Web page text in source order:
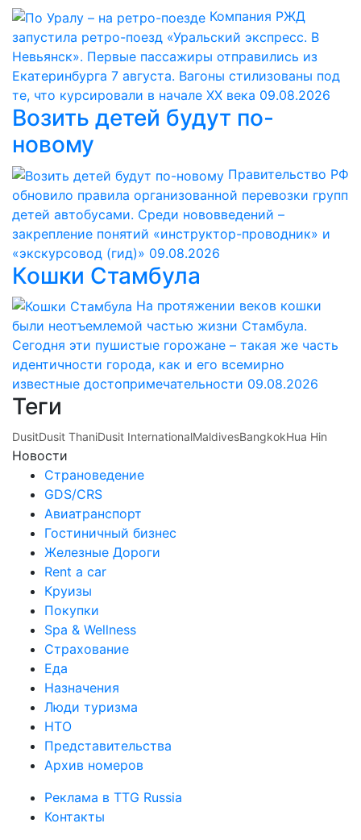
Компания РЖД
запустила ретро-поезд «Уральский экспресс. В
Невьянск». Первые пассажиры отправились из
Екатеринбурга 7 августа. Вагоны стилизованы под
те, что курсировали в начале ХХ века 09.08.2026
Возить детей будут по-
новому
Правительство РФ
обновило правила организованной перевозки групп
детей автобусами. Среди нововведений –
закрепление понятий «инструктор-проводник» и
«экскурсовод (гид)» 09.08.2026
Кошки Стамбула
На протяжении веков кошки
были неотъемлемой частью жизни Стамбула.
Сегодня эти пушистые горожане – такая же часть
идентичности города, как и его всемирно
известные достопримечательности 09.08.2026
Теги
DusitDusit ThaniDusit InternationalMaldivesBangkokHua Hin
Новости
Страноведение
GDS/CRS
Авиатранспорт
Гостиничный бизнес
Железные Дороги
Rent a car
Круизы
Покупки
Spa & Wellness
Страхование
Еда
Назначения
Люди туризма
НТО
Представительства
Архив номеров
Реклама в TTG Russia
Контакты